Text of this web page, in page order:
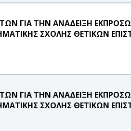
ΓΙΑ ΤΗΝ ΑΝΑΔΕΙΞΗ
ΣΧΟΛΗΣ ΘΕΤΙΚΩΝ
ΓΙΑ ΤΗΝ ΑΝΑΔΕΙΞΗ
ΣΧΟΛΗΣ ΘΕΤΙΚΩΝ